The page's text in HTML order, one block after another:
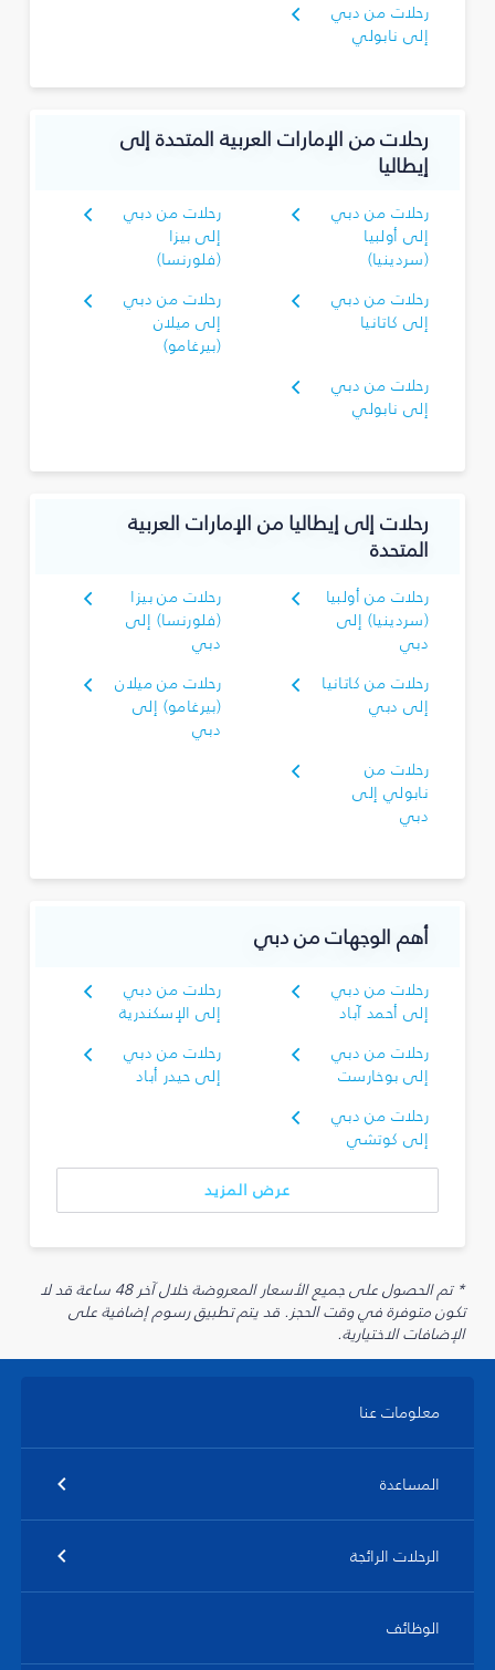
رحلات من دبي
إلى نابولي
رحلات من الإمارات العربية المتحدة إلى
إيطاليا
رحلات من دبي
إلى أولبيا
(سردينيا)
رحلات من دبي
إلى بيزا
(فلورنسا)
رحلات من دبي
إلى كاتانيا
رحلات من دبي
إلى ميلان
(بيرغامو)
رحلات من دبي
إلى نابولي
رحلات إلى إيطاليا من الإمارات العربية
المتحدة
رحلات من أولبيا
(سردينيا) إلى
دبي
رحلات من بيزا
(فلورنسا) إلى
دبي
رحلات من كاتانيا
إلى دبي
رحلات من ميلان
(بيرغامو) إلى
دبي
رحلات من
نابولي إلى
دبي
أهم الوجهات من دبي
رحلات من دبي
إلى أحمد آباد
رحلات من دبي
إلى الإسكندرية
رحلات من دبي
إلى بوخارست
رحلات من دبي
إلى حيدر أباد
رحلات من دبي
إلى كوتشي
عرض المزيد
* تم الحصول على جميع الأسعار المعروضة خلال آخر 48 ساعة قد لا
تكون متوفرة في وقت الحجز. قد يتم تطبيق رسوم إضافية على
الإضافات الاختيارية.
معلومات عنا
المساعدة
الرحلات الرائجة
الوظائف